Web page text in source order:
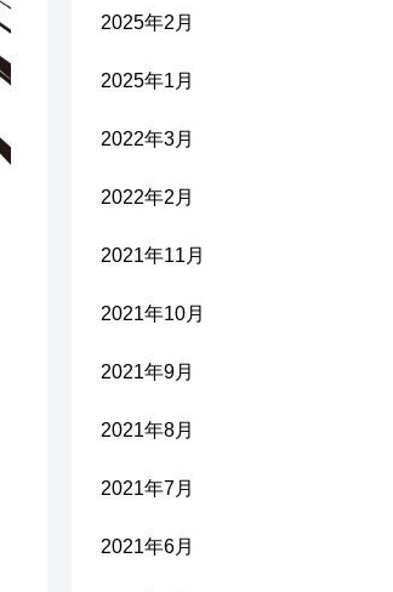
2025年2月
2025年1月
2022年3月
2022年2月
2021年11月
2021年10月
2021年9月
2021年8月
2021年7月
2021年6月